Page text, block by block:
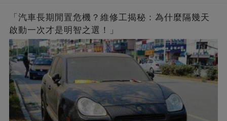
「汽車長期閒置危機？維修工揭秘：為什麼隔幾天
啟動一次才是明智之選！」